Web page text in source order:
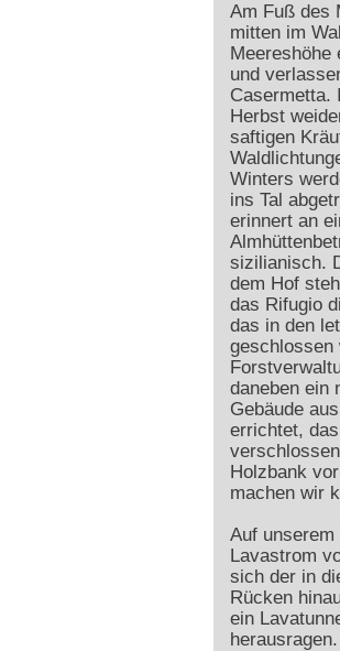
Am Fuß des
mitten im
Meereshöhe
und
Casermetta.
Herbst
saftigen
Winters
ins Tal
erinnert an
sizilianisch.
dem Hof
das Rifugio
das in den
geschlossen
daneben ein
Gebäude
errichtet,
Holzbank
machen wir
Auf
Lavastrom
sich der in
Rücken
ein
herausragen.